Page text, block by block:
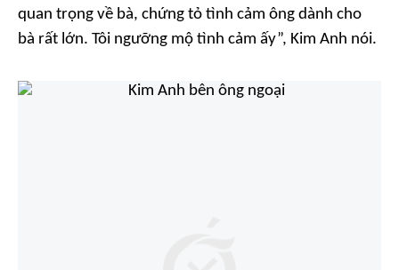
quan trọng về bà, chứng tỏ tình cảm ông dành cho
bà rất lớn. Tôi ngưỡng mộ tình cảm ấy”, Kim Anh nói.